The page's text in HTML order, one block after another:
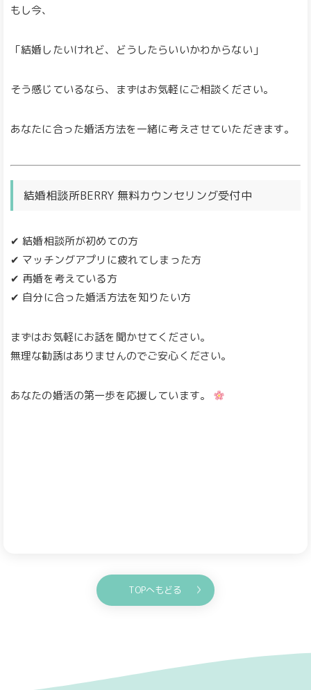
もし今、
「結婚したいけれど、どうしたらいいかわからない」
そう感じているなら、まずはお気軽にご相談ください。
あなたに合った婚活方法を一緒に考えさせていただきます。
結婚相談所BERRY 無料カウンセリング受付中
✔ 結婚相談所が初めての方
✔ マッチングアプリに疲れてしまった方
✔ 再婚を考えている方
✔ 自分に合った婚活方法を知りたい方
まずはお気軽にお話を聞かせてください。
無理な勧誘はありませんのでご安心ください。
あなたの婚活の第一歩を応援しています。
TOPへもどる